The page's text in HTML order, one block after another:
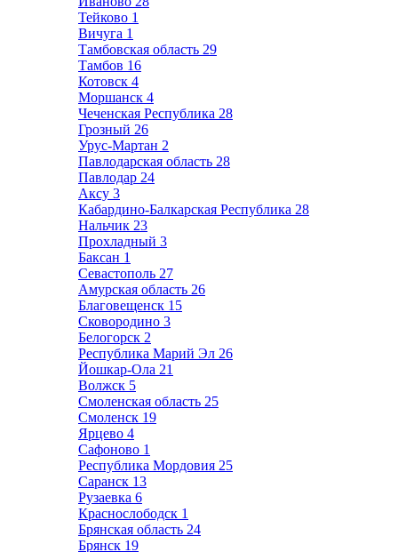
Тейково 1
Вичуга 1
Тамбовская область 29
Тамбов 16
Котовск 4
Моршанск 4
Чеченская Республика 28
Грозный 26
Урус-Мартан 2
Павлодарская область 28
Павлодар 24
Аксу 3
Кабардино-Балкарская Республика 28
Нальчик 23
Прохладный 3
Баксан 1
Севастополь 27
Амурская область 26
Благовещенск 15
Сковородино 3
Белогорск 2
Республика Марий Эл 26
Йошкар-Ола 21
Волжск 5
Смоленская область 25
Смоленск 19
Ярцево 4
Сафоново 1
Республика Мордовия 25
Саранск 13
Рузаевка 6
Краснослободск 1
Брянская область 24
Брянск 19